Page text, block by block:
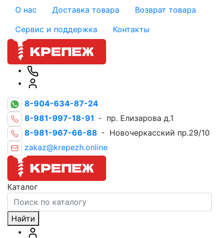
О нас Доставка товара
Возврат товара
Сервис и поддержка
Контакты
8-904-634-87-24
8-981-997-18-91 - пр. Елизарова д.1
8-981-967-66-88 - Новочеркасский пр.29/10
zakaz@krepezh.online
Каталог
Найти